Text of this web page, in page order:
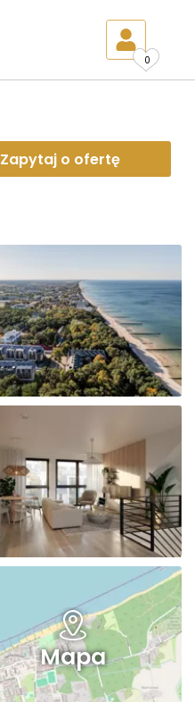
0
Zapytaj o ofertę
Mapa